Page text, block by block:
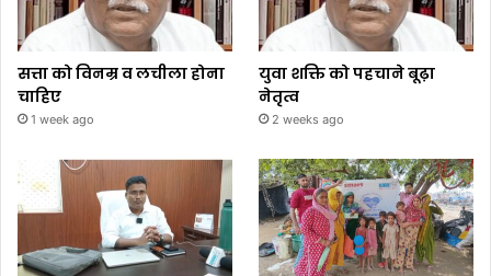
सत्ता को विनम्र व लचीला होना
चाहिए
1 week ago
युवा शक्ति को पहचाने बूढ़ा
नेतृत्व
2 weeks ago